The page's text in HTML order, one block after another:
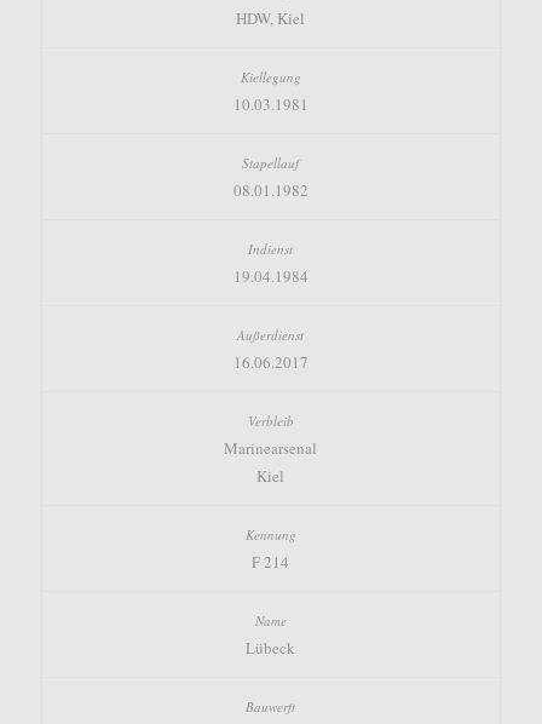
HDW, Kiel
10.03.1981
08.01.1982
19.04.1984
16.06.2017
Marinearsenal
Kiel
F 214
Lübeck